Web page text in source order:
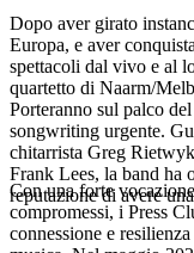
Cerca:
Sign
up
Dopo aver girato
Europa, e aver
spettacoli dal vivo e al
quartetto di Naarm/
Porteranno sul palco
songwriting urgente.
chitarrista Greg
Frank Lees, la band ha
reputazione di avere
Con una forte
compromessi, i Press
connessione e